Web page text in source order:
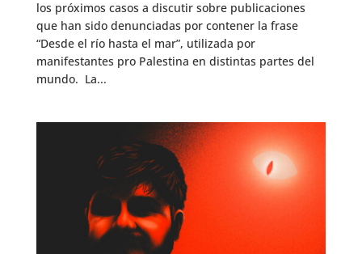
los próximos casos a discutir sobre publicaciones
que han sido denunciadas por contener la frase
“Desde el río hasta el mar”, utilizada por
manifestantes pro Palestina en distintas partes del
mundo. La...